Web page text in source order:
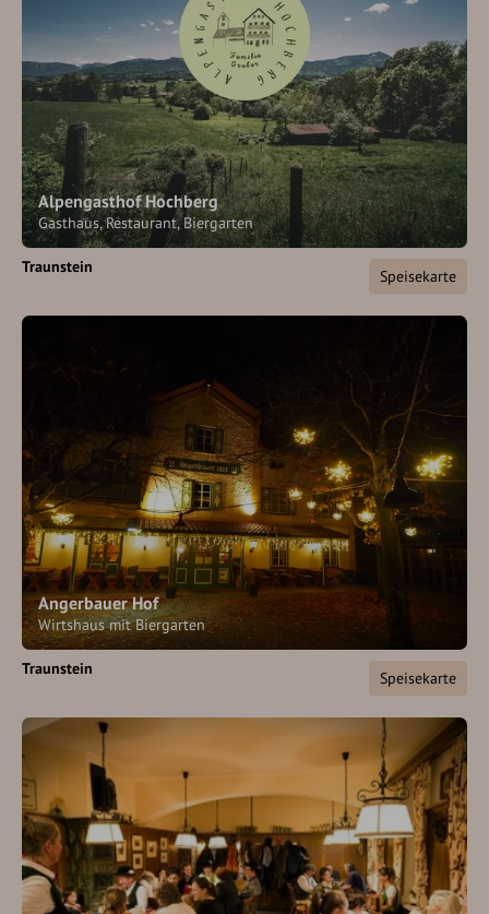
Alpengasthof Hochberg
Gasthaus, Restaurant, Biergarten
Traunstein Speisekarte
Angerbauer Hof
Wirtshaus mit Biergarten
Traunstein Speisekarte